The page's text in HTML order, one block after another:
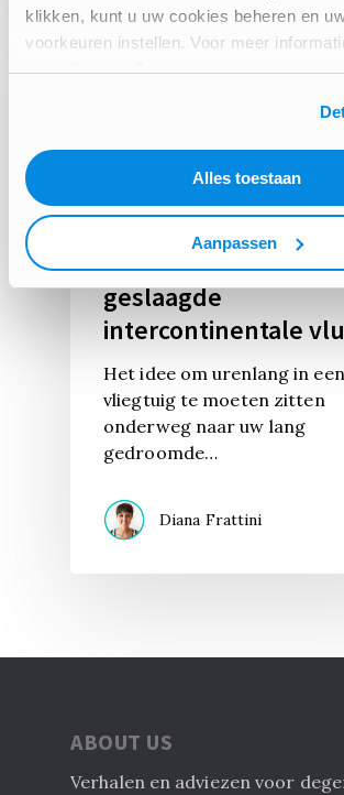
klikken, kunt u uw cookies beheren en
voorkeuren instellen. Voor meer
onzePrivacy Policy.
Alles toestaan
Aanpassen
10 tips voor een
geslaagde
intercontinentale
Het idee om urenlang in een
vliegtuig te moeten zitten
onderweg naar uw lang
gedroomde…
Diana Frattini
ABOUT US
Verhalen en adviezen voor